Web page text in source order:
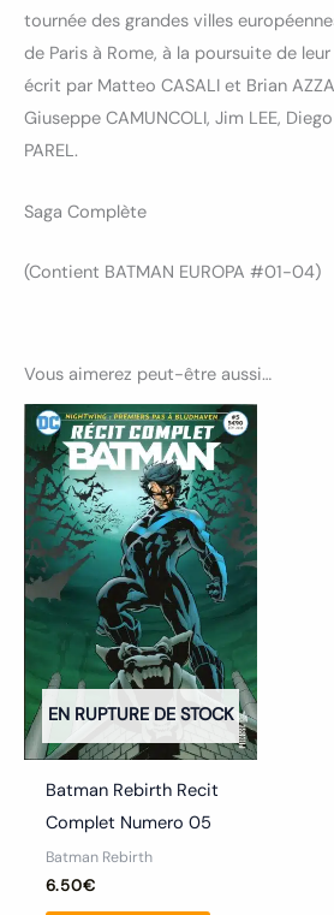
tournée des grandes villes
de Paris à Rome, à la poursuite de
écrit par Matteo CASALI et Brian
Giuseppe CAMUNCOLI, Jim LEE,
PAREL.
Saga Complète
(Contient BATMAN EUROPA #01-04)
Vous aimerez peut-être aussi…
EN RUPTURE DE STOCK
Batman Rebirth Recit
Complet Numero 05
Batman Rebirth
6.50€